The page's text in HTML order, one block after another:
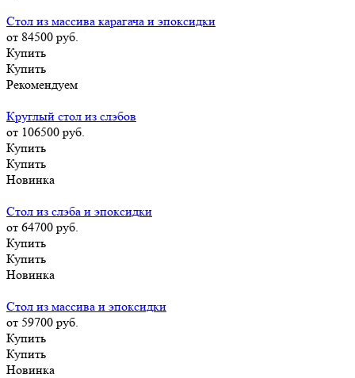
Стол из массива карагача и эпоксидки
от 84500 руб.
Купить
Купить
Рекомендуем
Круглый стол из слэбов
от 106500 руб.
Купить
Купить
Новинка
Стол из слэба и эпоксидки
от 64700 руб.
Купить
Купить
Новинка
Стол из массива и эпоксидки
от 59700 руб.
Купить
Купить
Новинка